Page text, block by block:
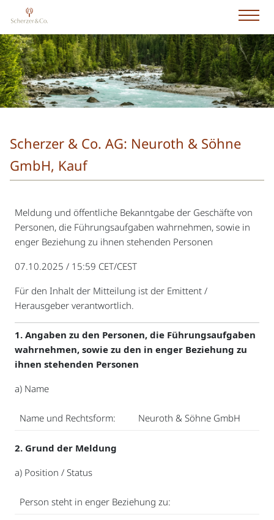
Scherzer & Co. AG: Neuroth & Söhne
GmbH, Kauf
Meldung und öffentliche Bekanntgabe der Geschäfte von
Personen, die Führungsaufgaben wahrnehmen, sowie in
enger Beziehung zu ihnen stehenden Personen
07.10.2025 / 15:59 CET/CEST
Für den Inhalt der Mitteilung ist der Emittent /
Herausgeber verantwortlich.
1. Angaben zu den Personen, die Führungsaufgaben
wahrnehmen, sowie zu den in enger Beziehung zu
ihnen stehenden Personen
a) Name
Name und Rechtsform: Neuroth & Söhne GmbH
2. Grund der Meldung
a) Position / Status
Person steht in enger Beziehung zu: